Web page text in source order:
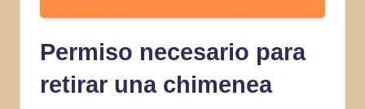
Permiso necesario para
retirar una chimenea